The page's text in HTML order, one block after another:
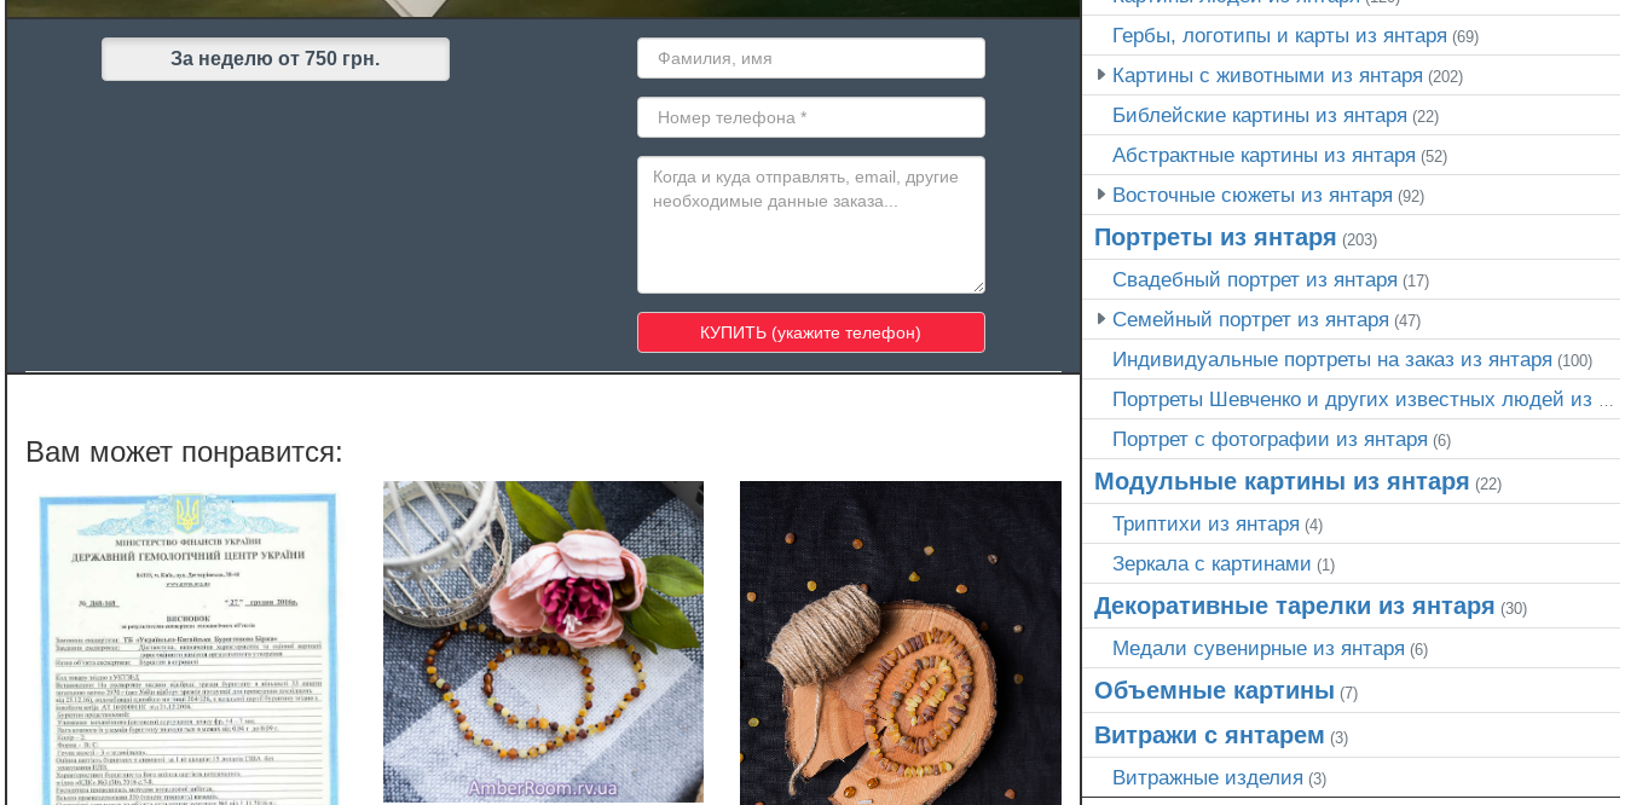
За неделюот 750 грн.
Гербы, логотипы и карты из янтаря (69)
Картины с животными из янтаря (202)
Библейские картины из янтаря (22)
Абстрактные картины из янтаря (52)
Восточные сюжеты из янтаря (92)
Портреты из янтаря (203)
Свадебный портрет из янтаря (17)
Семейный портрет из янтаря (47)
Индивидуальные портреты на заказ из янтаря (100)
Портреты Шевченко и других известных людей из янтаря
Портрет c фотографии из янтаря (6)
Модульные картины из янтаря (22)
Триптихи из янтаря (4)
Зеркала с картинами (1)
Декоративные тарелки из янтаря (30)
Медали сувенирные из янтаря (6)
Объемные картины (7)
Витражи с янтарем (3)
Витражные изделия (3)